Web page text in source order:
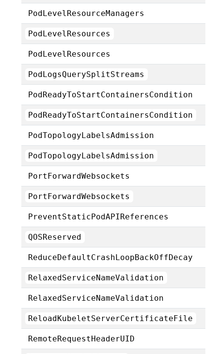
PodLevelResourceManagers
PodLevelResources
PodLevelResources
PodLogsQuerySplitStreams
PodReadyToStartContainersCondition
PodReadyToStartContainersCondition
PodTopologyLabelsAdmission
PodTopologyLabelsAdmission
PortForwardWebsockets
PortForwardWebsockets
PreventStaticPodAPIReferences
QOSReserved
ReduceDefaultCrashLoopBackOffDecay
RelaxedServiceNameValidation
RelaxedServiceNameValidation
ReloadKubeletServerCertificateFile
RemoteRequestHeaderUID